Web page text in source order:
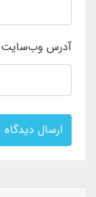
آدرس وب‌سایت
ارسال دیدگاه